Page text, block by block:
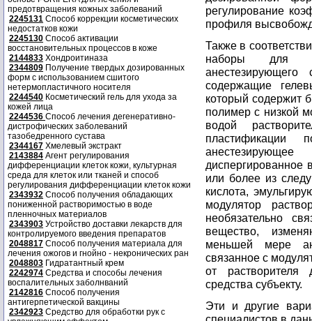
предотвращения кожных заболеваний
2245131 Способ коррекции косметических
недостатков кожи
2245130 Способ активации
восстановительных процессов в коже
2144833 Хондроитиназа
2344809 Получение твердых дозированных
форм с использованием сшитого
нетермопластичного носителя
2244540 Косметический гель для ухода за
кожей лица
2244536 Способ лечения дегенеративно-
дистрофических заболеваний
тазобедренного сустава
2344167 Хмелевый экстракт
2143884 Агент регулирования
дифференциации клеток кожи, культурная
среда для клеток или тканей и способ
регулирования дифференциации клеток кожи
2343932 Способ получения обладающих
пониженной растворимостью в воде
пленночных материалов
2343903 Устройство доставки лекарств для
контролируемого введения препаратов
2048817 Способ получения материала для
лечения ожогов и гнойно - некронических ран
2048803 Гидратантный крем
2242974 Средства и способы лечения
воспалительных заболнваний
2142816 Способ получения
антигерпетической вакцины
2342923 Средство для обработки рук с
регулирование
профиля
Также в
наборы для
содержащие
который содержит
полимер с низкой
водой
диспергированное
или более из
кислота,
модулятор
необязательно
вещество,
меньшей мере
связанное с
от растворителя
средства субъекту.
Эти и другие